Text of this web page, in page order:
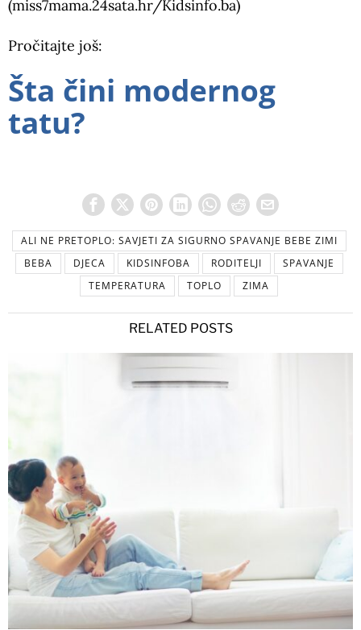
(miss7mama.24sata.hr/Kidsinfo.ba)
Pročitajte još:
Šta čini modernog
tatu?
ALI NE PRETOPLO: SAVJETI ZA SIGURNO SPAVANJE BEBE ZIMI
BEBA
DJECA KIDSINFOBA RODITELJI
SPAVANJE
TEMPERATURA
TOPLO ZIMA
RELATED POSTS